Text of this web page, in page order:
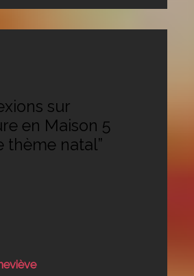
sur
en Maison 5
thème natal”